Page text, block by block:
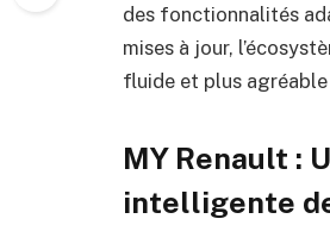
des fonctionnalités
mises à jour,
fluide et plus agréable
MY Renault :
intelligente